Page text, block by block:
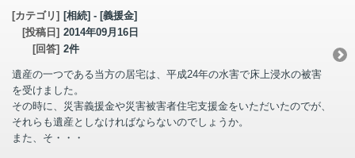
[カテゴリ] [相続] - [義援金]
[投稿日] 2014年09月16日
[回答] 2件
遺産の一つである当方の居宅は、平成24年の水害で床上浸水の被害
を受けました。
その時に、災害義援金や災害被害者住宅支援金をいただいたのでが、
それらも遺産としなければならないのでしょうか。
また、そ・・・